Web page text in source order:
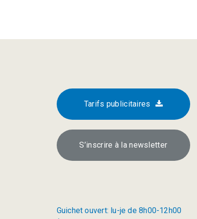
Tarifs publicitaires
S’inscrire à la newsletter
Guichet ouvert: lu-je de 8h00-12h00